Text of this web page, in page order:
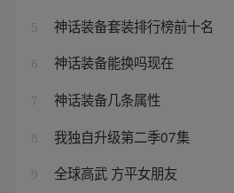
5 神话装备套装排行榜前十名
6 神话装备能换吗现在
7 神话装备几条属性
8 我独自升级第二季07集
9 全球高武 方平女朋友